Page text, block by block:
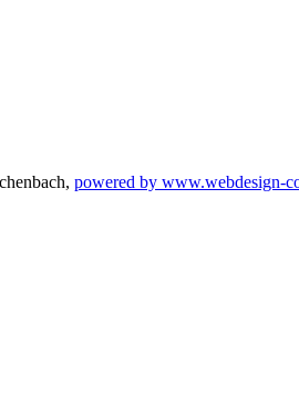
powered by www.webdesign-